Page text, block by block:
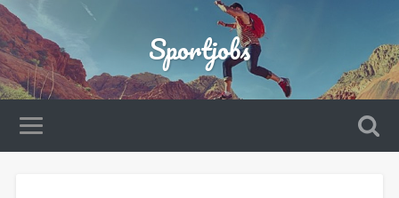
Sportjobs